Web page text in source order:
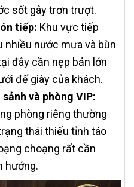
sốt gây trơn trượt.
tiếp: Khu vực tiếp
nhiều nước mưa và bùn
đây cần nẹp bản lớn
đế giày của khách.
và phòng VIP:
phòng riêng thường
thái thiếu tỉnh táo
choạng rất cần
hướng.